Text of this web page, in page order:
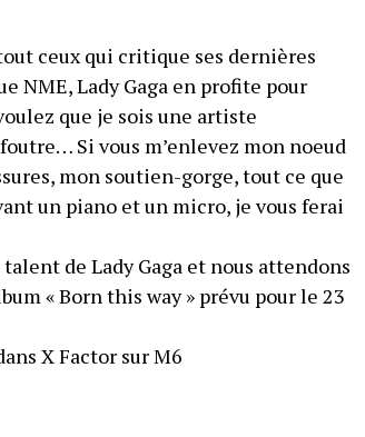
ceux qui critique ses dernières
NME, Lady Gaga en profite pour
que je sois une artiste
Si vous m’enlevez mon noeud
mon soutien-gorge, tout ce que
un piano et un micro, je vous ferai
de Lady Gaga et nous attendons
« Born this way » prévu pour le 23
X Factor sur M6